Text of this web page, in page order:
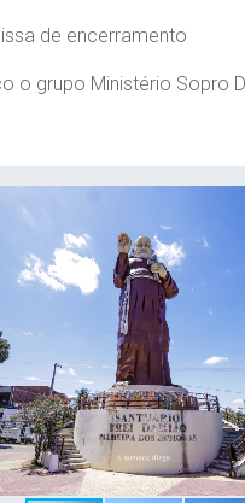
de encerramento
o grupo Ministério Sopro